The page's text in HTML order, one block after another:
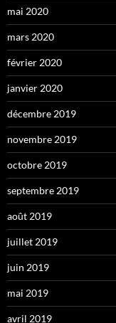
mai 2020
mars 2020
février 2020
janvier 2020
décembre 2019
novembre 2019
octobre 2019
septembre 2019
août 2019
juillet 2019
juin 2019
mai 2019
avril 2019